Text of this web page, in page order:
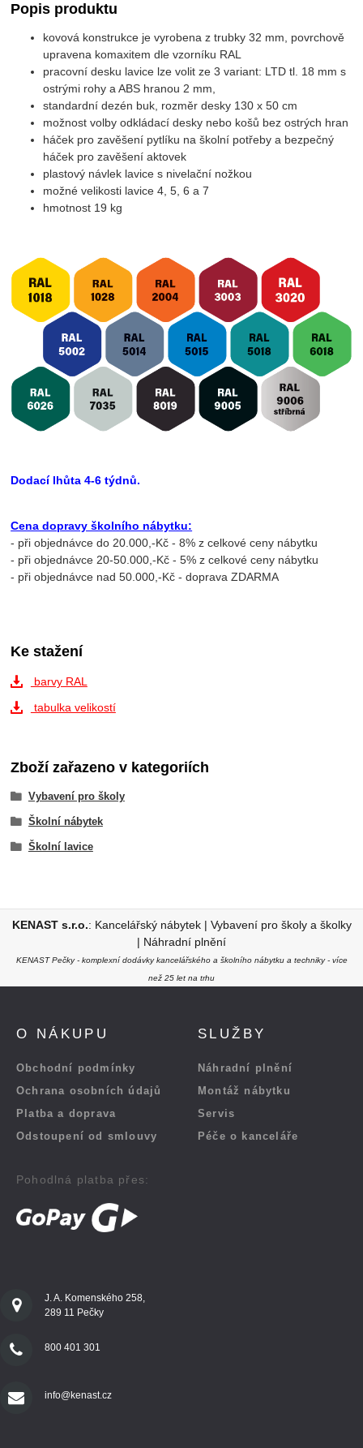
Popis produktu
kovová konstrukce je vyrobena z trubky 32 mm, povrchově
upravena komaxitem dle vzorníku RAL
pracovní desku lavice lze volit ze 3 variant: LTD tl. 18 mm s
ostrými rohy a ABS hranou 2 mm,
standardní dezén buk, rozměr desky 130 x 50 cm
možnost volby odkládací desky nebo košů bez ostrých hran
háček pro zavěšení pytlíku na školní potřeby a bezpečný
háček pro zavěšení aktovek
plastový návlek lavice s nivelační nožkou
možné velikosti lavice 4, 5, 6 a 7
hmotnost 19 kg
Dodací lhůta 4-6 týdnů.
Cena dopravy školního nábytku:
- při objednávce do 20.000,-Kč - 8% z celkové ceny nábytku
- při objednávce 20-50.000,-Kč - 5% z celkové ceny nábytku
- při objednávce nad 50.000,-Kč - doprava ZDARMA
Ke stažení
barvy RAL
tabulka velikostí
Zboží zařazeno v kategoriích
Vybavení pro školy
Školní nábytek
Školní lavice
KENAST s.r.o.: Kancelářský nábytek | Vybavení pro školy a školky
| Náhradní plnění
KENAST Pečky - komplexní dodávky kancelářského a školního nábytku a techniky - více
než 25 let na trhu
O NÁKUPU
Obchodní podmínky
Ochrana osobních údajů
Platba a doprava
Odstoupení od smlouvy
Pohodlná platba přes:
SLUŽBY
Náhradní plnění
Montáž nábytku
Servis
Péče o kanceláře
J. A. Komenského 258,
289 11 Pečky
800 401 301
info@kenast.cz